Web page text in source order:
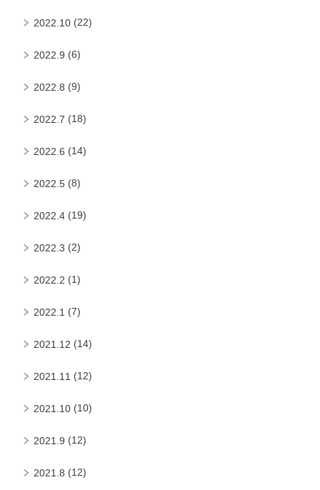
2022.10 (22)
2022.9 (6)
2022.8 (9)
2022.7 (18)
2022.6 (14)
2022.5 (8)
2022.4 (19)
2022.3 (2)
2022.2 (1)
2022.1 (7)
2021.12 (14)
2021.11 (12)
2021.10 (10)
2021.9 (12)
2021.8 (12)